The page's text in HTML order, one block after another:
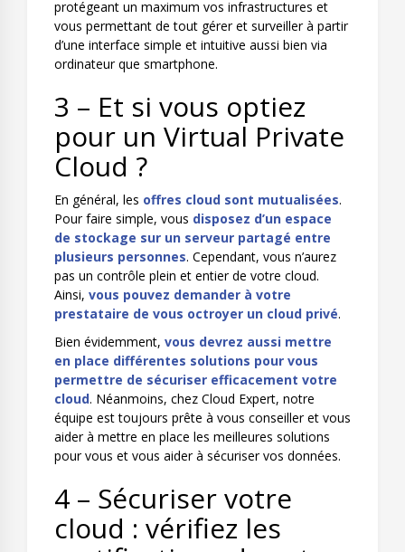
protégeant un maximum vos infrastructures et
vous permettant de tout gérer et surveiller à partir
d’une interface simple et intuitive aussi bien via
ordinateur que smartphone.
3 – Et si vous optiez
pour un Virtual Private
Cloud ?
En général, les offres cloud sont mutualisées.
Pour faire simple, vous disposez d’un espace
de stockage sur un serveur partagé entre
plusieurs personnes. Cependant, vous n’aurez
pas un contrôle plein et entier de votre cloud.
Ainsi, vous pouvez demander à votre
prestataire de vous octroyer un cloud privé.
Bien évidemment, vous devrez aussi mettre
en place différentes solutions pour vous
permettre de sécuriser efficacement votre
cloud. Néanmoins, chez Cloud Expert, notre
équipe est toujours prête à vous conseiller et vous
aider à mettre en place les meilleures solutions
pour vous et vous aider à sécuriser vos données.
4 – Sécuriser votre
cloud : vérifiez les